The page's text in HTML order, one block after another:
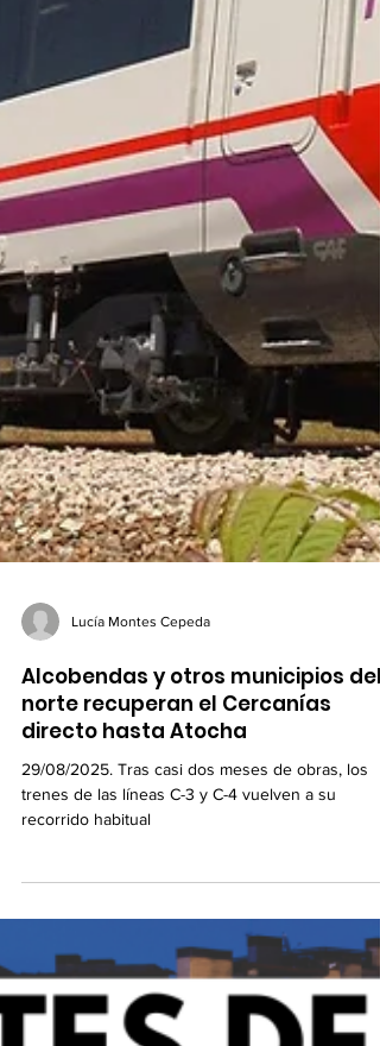
Lucía Montes Cepeda
Alcobendas y otros municipios del
norte recuperan el Cercanías
directo hasta Atocha
29/08/2025. Tras casi dos meses de obras, los